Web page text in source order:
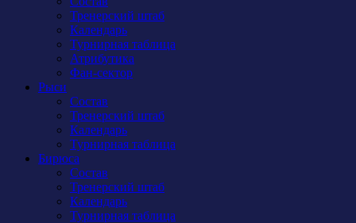
Тренерский штаб
Календарь
Турнирная таблица
Атрибутика
Фан-сектор
Рыси
Состав
Тренерский штаб
Календарь
Турнирная таблица
Бирюса
Состав
Тренерский штаб
Календарь
Турнирная таблица